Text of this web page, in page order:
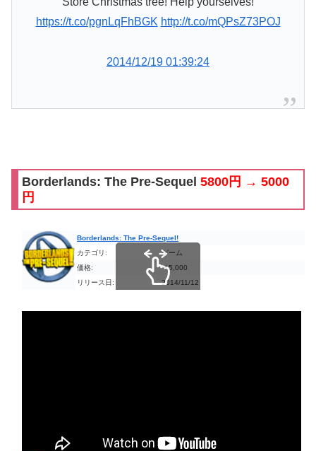
https://t.co/pgnLqFhBGK http://t.co/mQPsZ73POJ
2014/12/19 01:39:24
Borderlands: The Pre-Sequel 5800円 → 5000
円
Borderlands: The Pre-Sequel!
カテゴリ:
ゲーム
価格:
￥5,000
リリース日:
2014/11/12